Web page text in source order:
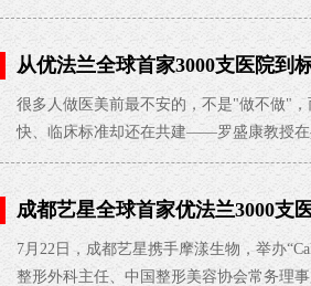
从优法兰全球首家3000支医院到
24
很多人做医美前最不安的，不是"做不做"
快、临床标准却还在共建——罗盛康教授
成都艺星全球首家优法兰3000支
CaHA材料临床应用标准
2026-
7月22日，成都艺星携手摩漾生物，举办
整形外科主任、中国整形美容协会常务理